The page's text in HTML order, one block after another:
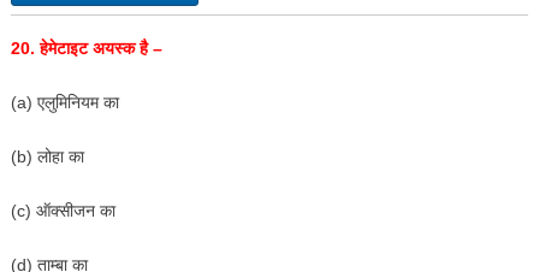
20.हेमेटाइट अयस्क है –
(a) एलुमिनियम का
(b) लोहा का
(c) ऑक्सीजन का
(d) ताम्बा का